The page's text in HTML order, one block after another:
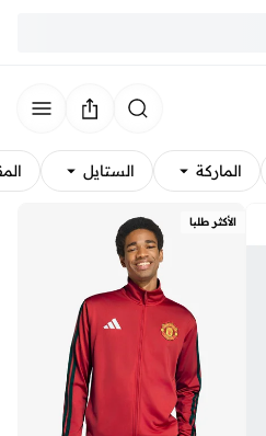
الماركة الستايل
الأكثر طلبا